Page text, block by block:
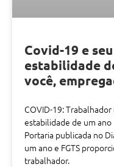
Covid-19 e
estabilidade
você,
COVID-19:
estabilidade de um ano
Portaria publicada no
um ano e FGTS
trabalhador.